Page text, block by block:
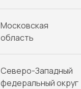
Московская
область
Северо-Западный
федеральный округ